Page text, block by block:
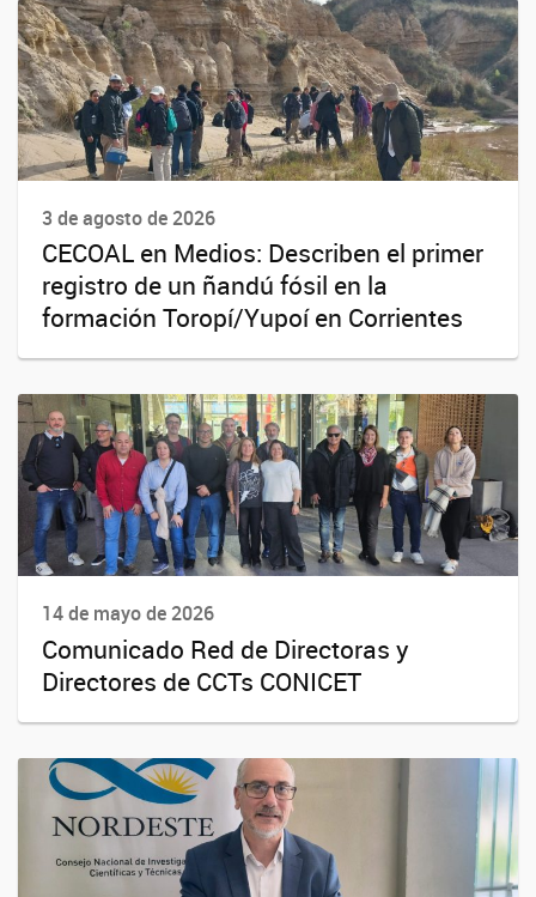
3 de agosto de 2026
CECOAL en Medios: Describen el primer
registro de un ñandú fósil en la
formación Toropí/Yupoí en Corrientes
14 de mayo de 2026
Comunicado Red de Directoras y
Directores de CCTs CONICET